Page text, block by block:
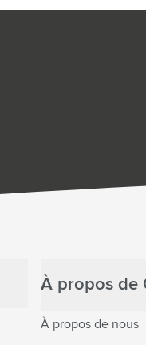
À propos de
À propos de nous